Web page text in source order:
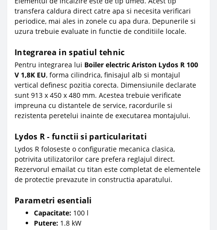
transfera caldura direct catre apa si necesita verificari
periodice, mai ales in zonele cu apa dura. Depunerile si
uzura trebuie evaluate in functie de conditiile locale.
Integrarea in spatiul tehnic
Pentru integrarea lui Boiler electric Ariston Lydos R 100
V 1,8K EU, forma cilindrica, finisajul alb si montajul
vertical definesc pozitia corecta. Dimensiunile declarate
sunt 913 x 450 x 480 mm. Acestea trebuie verificate
impreuna cu distantele de service, racordurile si
rezistenta peretelui inainte de executarea montajului.
Lydos R - functii si particularitati
Lydos R foloseste o configuratie mecanica clasica,
potrivita utilizatorilor care prefera reglajul direct.
Rezervorul emailat cu titan este completat de elementele
de protectie prevazute in constructia aparatului.
Parametri esentiali
Capacitate: 100 l
Putere: 1.8 kW